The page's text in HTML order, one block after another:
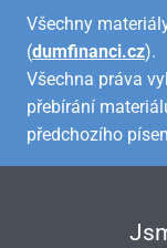
Všechny
(dumfinanci.cz).
Všechna práva
přebírání
předchozího